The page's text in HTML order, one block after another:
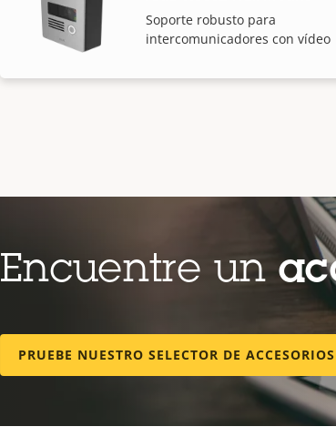
Soporte robusto para
intercomunicadores con vídeo
Encuentre un
PRUEBE NUESTRO SELECTOR DE ACCESORIOS